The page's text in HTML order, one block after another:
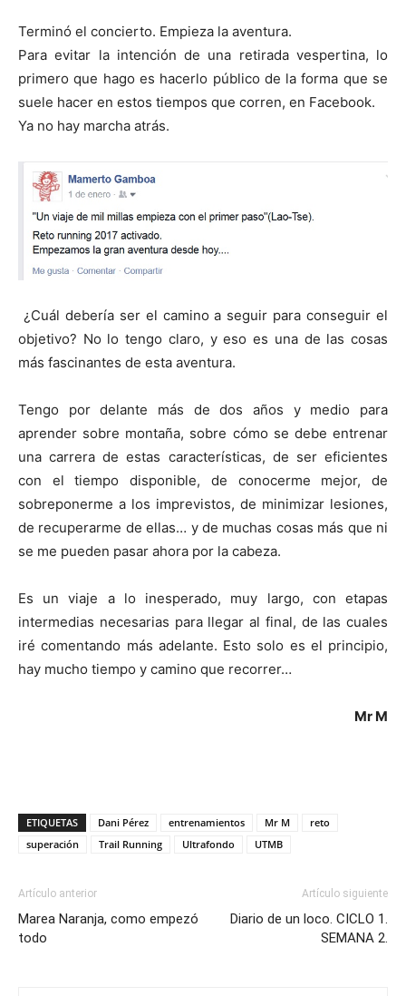
Terminó el concierto. Empieza la aventura.
Para evitar la intención de una retirada vespertina, lo
primero que hago es hacerlo público de la forma que se
suele hacer en estos tiempos que corren, en Facebook.
Ya no hay marcha atrás.
¿Cuál debería ser el camino a seguir para conseguir el
objetivo? No lo tengo claro, y eso es una de las cosas
más fascinantes de esta aventura.
Tengo por delante más de dos años y medio para
aprender sobre montaña, sobre cómo se debe entrenar
una carrera de estas características, de ser eficientes
con el tiempo disponible, de conocerme mejor, de
sobreponerme a los imprevistos, de minimizar lesiones,
de recuperarme de ellas… y de muchas cosas más que ni
se me pueden pasar ahora por la cabeza.
Es un viaje a lo inesperado, muy largo, con etapas
intermedias necesarias para llegar al final, de las cuales
iré comentando más adelante. Esto solo es el principio,
hay mucho tiempo y camino que recorrer…
Mr M
ETIQUETAS Dani Pérez entrenamientos Mr M
reto
superación
Trail Running Ultrafondo UTMB
Artículo anterior
Marea Naranja, como empezó
todo
Artículo siguiente
Diario de un loco. CICLO 1.
SEMANA 2.